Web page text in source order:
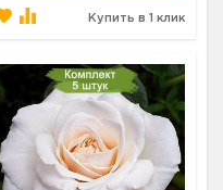
Купить в 1 клик